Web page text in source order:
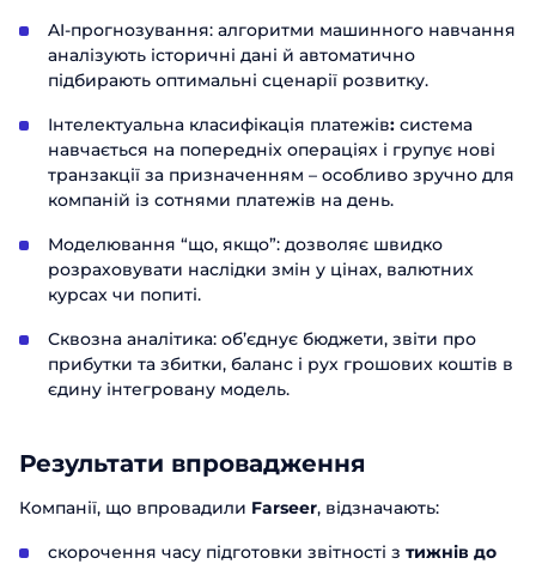
AI-прогнозування: алгоритми машинного навчання
аналізують історичні дані й автоматично
підбирають оптимальні сценарії розвитку.
Інтелектуальна класифікація платежів: система
навчається на попередніх операціях і групує нові
транзакції за призначенням – особливо зручно для
компаній із сотнями платежів на день.
Моделювання “що, якщо”: дозволяє швидко
розраховувати наслідки змін у цінах, валютних
курсах чи попиті.
Сквозна аналітика: об’єднує бюджети, звіти про
прибутки та збитки, баланс і рух грошових коштів в
єдину інтегровану модель.
Результати впровадження
Компанії, що впровадили Farseer, відзначають:
скорочення часу підготовки звітності з тижнів до